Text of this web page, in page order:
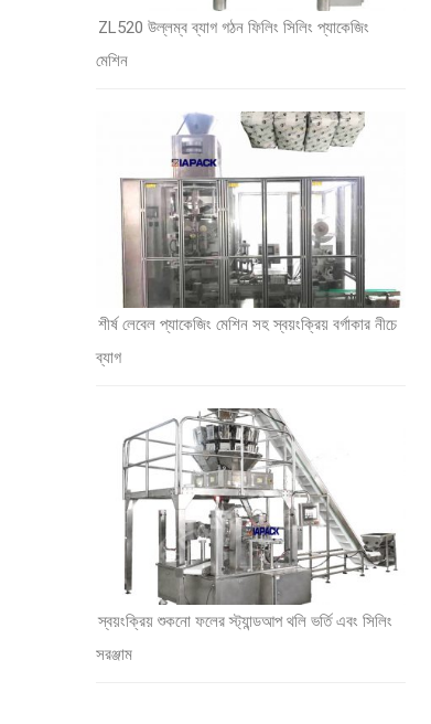
ZL520 উল্লম্ব ব্যাগ গঠন ফিলিং সিলিং প্যাকেজিং
মেশিন
শীর্ষ লেবেল প্যাকেজিং মেশিন সহ স্বয়ংক্রিয় বর্গাকার নীচে
ব্যাগ
স্বয়ংক্রিয় শুকনো ফলের স্ট্যান্ডআপ থলি ভর্তি এবং সিলিং
সরঞ্জাম